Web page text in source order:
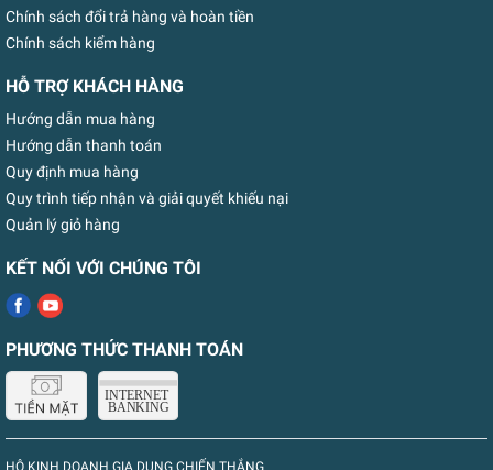
Chính sách đổi trả hàng và hoàn tiền
Chính sách kiểm hàng
HỖ TRỢ KHÁCH HÀNG
Hướng dẫn mua hàng
Hướng dẫn thanh toán
Quy định mua hàng
Quy trình tiếp nhận và giải quyết khiếu nại
Quản lý giỏ hàng
KẾT NỐI VỚI CHÚNG TÔI
PHƯƠNG THỨC THANH TOÁN
HỘ KINH DOANH GIA DỤNG CHIẾN THẮNG